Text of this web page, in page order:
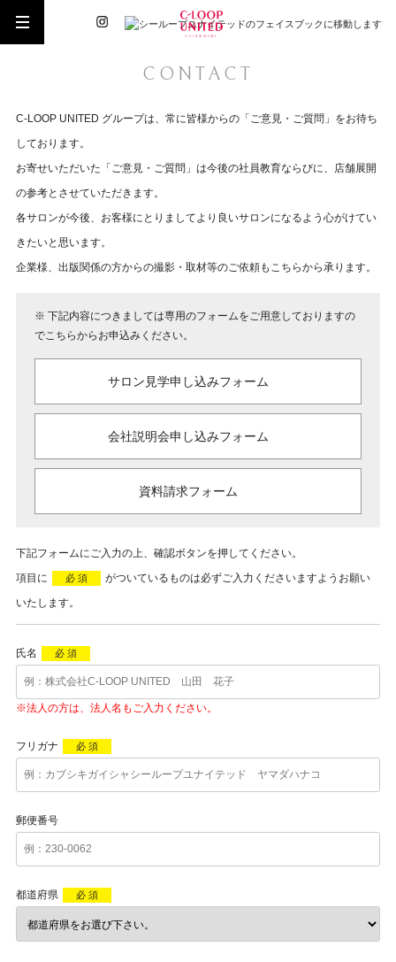
CONTACT
C-LOOP UNITED グループは、常に皆様からの「ご意見・ご質問」をお待ち
しております。
お寄せいただいた「ご意見・ご質問」は今後の社員教育ならびに、店舗展開
の参考とさせていただきます。
各サロンが今後、お客様にとりましてより良いサロンになるよう心がけてい
きたいと思います。
企業様、出版関係の方からの撮影・取材等のご依頼もこちらから承ります。
※ 下記内容につきましては専用のフォームをご用意しておりますの
でこちらからお申込みください。
サロン見学申し込みフォーム
会社説明会申し込みフォーム
資料請求フォーム
下記フォームにご入力の上、確認ボタンを押してください。
項目に
必 須
がついているものは必ずご入力くださいますようお願い
いたします。
氏名 必 須
※法人の方は、法人名もご入力ください。
フリガナ 必 須
郵便番号
都道府県 必 須